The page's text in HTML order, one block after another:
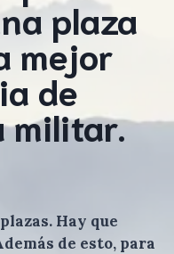
plaza
mejor
de
militar.
Hay que
de esto, para